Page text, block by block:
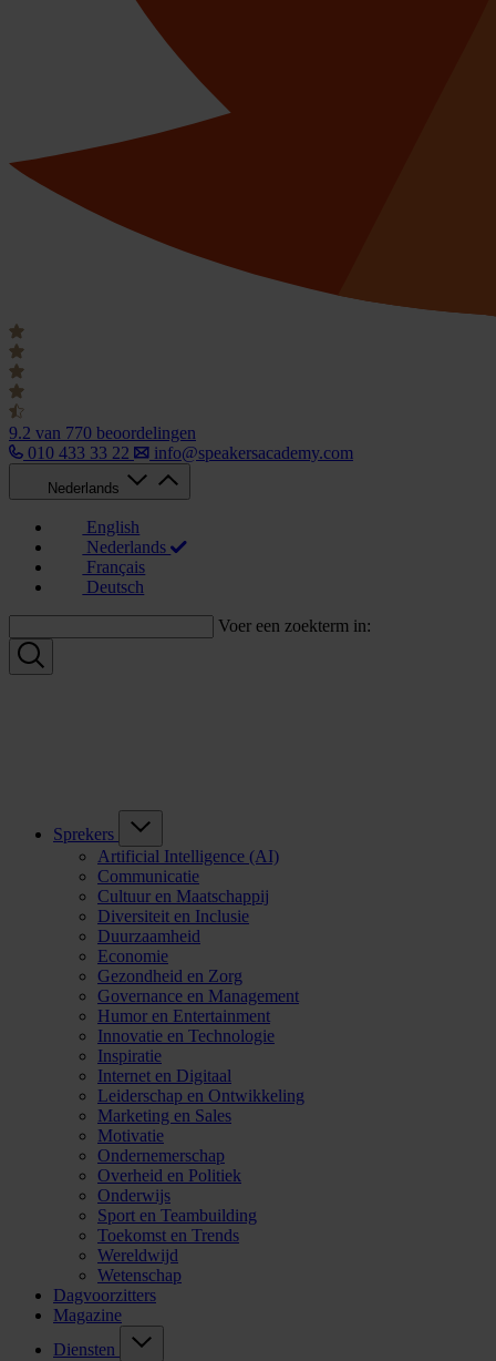
9.2 van 770 beoordelingen
010 433 33 22
info@speakersacademy.com
Nederlands
English
Nederlands
Français
Deutsch
Voer een zoekterm in:
Sprekers
Artificial Intelligence (AI)
Communicatie
Cultuur en Maatschappij
Diversiteit en Inclusie
Duurzaamheid
Economie
Gezondheid en Zorg
Governance en Management
Humor en Entertainment
Innovatie en Technologie
Inspiratie
Internet en Digitaal
Leiderschap en Ontwikkeling
Marketing en Sales
Motivatie
Ondernemerschap
Overheid en Politiek
Onderwijs
Sport en Teambuilding
Toekomst en Trends
Wereldwijd
Wetenschap
Dagvoorzitters
Magazine
Diensten